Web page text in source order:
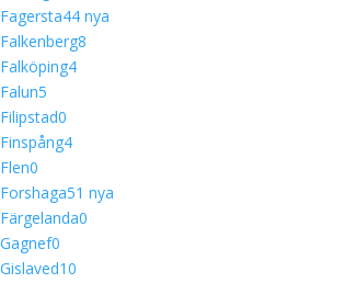
Fagersta44 nya
Falkenberg8
Falköping4
Falun5
Filipstad0
Finspång4
Flen0
Forshaga51 nya
Färgelanda0
Gagnef0
Gislaved10